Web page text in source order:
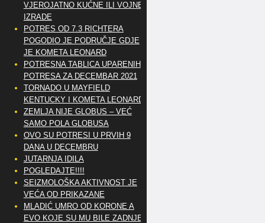
VJEROJATNO KUĆNE ILI VOJNE
IZRADE
POTRES OD 7.3 RICHTERA
POGODIO JE PODRUČJE GDJE
JE KOMETA LEONARD
POTRESNA TABLICA UPARENIH
POTRESA ZA DECEMBAR 2021
TORNADO U MAYFIELD
KENTUCKY I KOMETA LEONARD
ZEMLJA NIJE GLOBUS – VEĆ
SAMO POLA GLOBUSA
OVO SU POTRESI U PRVIH 9
DANA U DECEMBRU
JUTARNJA IDILA
POGLEDAJTE!!!!
SEIZMOLOŠKA AKTIVNOST JE
VEĆA OD PRIKAZANE
MLADIĆ UMRO OD KORONE A
EVO KOJE SU MU BILE ZADNJE